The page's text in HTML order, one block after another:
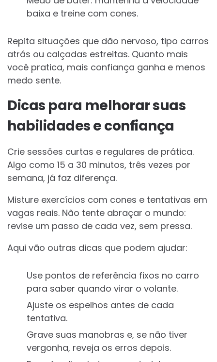
baixa e treine com cones.
Repita situações que dão nervoso, tipo carros
atrás ou calçadas estreitas. Quanto mais
você pratica, mais confiança ganha e menos
medo sente.
Dicas para melhorar suas
habilidades e confiança
Crie sessões curtas e regulares de prática.
Algo como 15 a 30 minutos, três vezes por
semana, já faz diferença.
Misture exercícios com cones e tentativas em
vagas reais. Não tente abraçar o mundo:
revise um passo de cada vez, sem pressa.
Aqui vão outras dicas que podem ajudar:
Use pontos de referência fixos no carro
para saber quando virar o volante.
Ajuste os espelhos antes de cada
tentativa.
Grave suas manobras e, se não tiver
vergonha, reveja os erros depois.